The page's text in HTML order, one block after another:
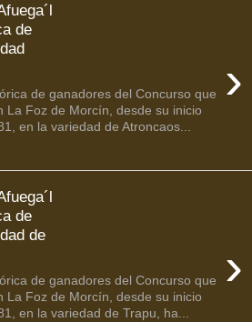
de
›
de ganadores del Concurso que
La Foz de Morcín, desde su inicio
en la variedad de Atroncaos...
de
de
›
de ganadores del Concurso que
La Foz de Morcín, desde su inicio
en la variedad de Trapu, ha...